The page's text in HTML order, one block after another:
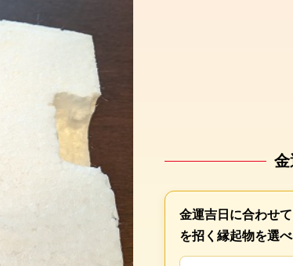
金運吉日に合わせ
を招く縁起物を選べ